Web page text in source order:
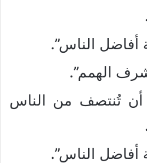
أفاضل الناس”.
الهمم”.
أن تُنتصف من الناس
أفاضل الناس”.